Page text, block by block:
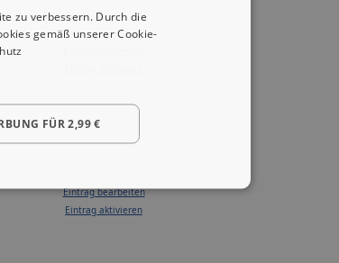
Eintrag bearbeiten
Eintrag aktivieren
zu verbessern. Durch die
gemäß unserer Cookie-
FÜR 2,99 €